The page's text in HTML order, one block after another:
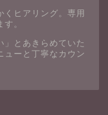
くヒアリング。専用
。
」とあきらめていた
ューと丁寧なカウン